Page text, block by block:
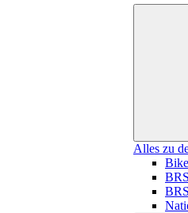
Alles zu